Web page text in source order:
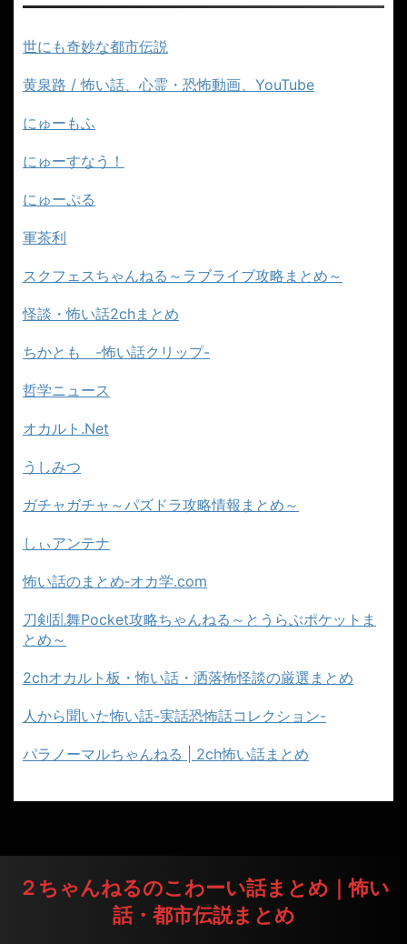
世にも奇妙な都市伝説
黄泉路 / 怖い話、心霊・恐怖動画、YouTube
にゅーもふ
にゅーすなう！
にゅーぷる
軍茶利
スクフェスちゃんねる～ラブライブ攻略まとめ～
怪談・怖い話2chまとめ
ちかとも -怖い話クリップ-
哲学ニュース
オカルト.Net
うしみつ
ガチャガチャ～パズドラ攻略情報まとめ～
しぃアンテナ
怖い話のまとめ‐オカ学.com
刀剣乱舞Pocket攻略ちゃんねる～とうらぶポケットま
とめ～
2chオカルト板・怖い話・洒落怖怪談の厳選まとめ
人から聞いた怖い話-実話恐怖話コレクション-
パラノーマルちゃんねる | 2ch怖い話まとめ
２ちゃんねるのこわーい話まとめ｜怖い
話・都市伝説まとめ